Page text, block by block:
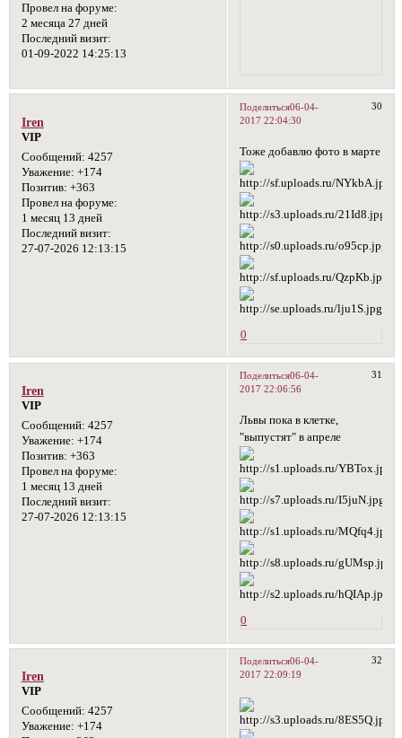
Провел на форуме:
2 месяца 27 дней
Последний визит:
01-09-2022 14:25:13
Поделиться 30
06-04-
2017 22:04:30
Iren
VIP
Сообщений: 4257
Уважение: +174
Позитив: +363
Провел на форуме:
1 месяц 13 дней
Последний визит:
27-07-2026 12:13:15
Тоже добавлю фото в марте
0
Поделиться 31
06-04-
2017 22:06:56
Iren
VIP
Сообщений: 4257
Уважение: +174
Позитив: +363
Провел на форуме:
1 месяц 13 дней
Последний визит:
27-07-2026 12:13:15
Львы пока в клетке,
"выпустят" в апреле
0
Поделиться 32
06-04-
2017 22:09:19
Iren
VIP
Сообщений: 4257
Уважение: +174